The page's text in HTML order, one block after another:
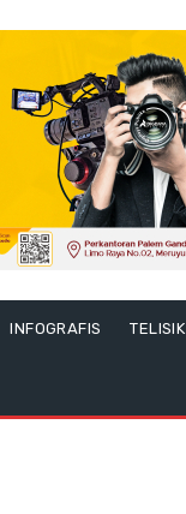
INFOGRAFIS TELISIK